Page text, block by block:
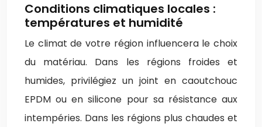
Conditions climatiques locales :
températures et humidité
Le climat de votre région influencera le choix
du matériau. Dans les régions froides et
humides, privilégiez un joint en caoutchouc
EPDM ou en silicone pour sa résistance aux
intempéries. Dans les régions plus chaudes et